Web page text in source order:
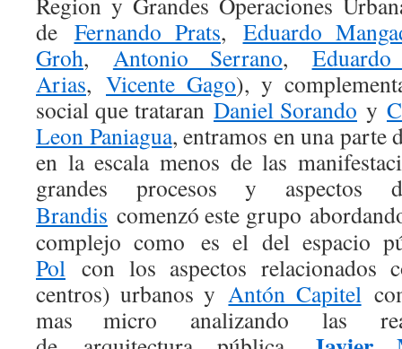
de Fernando Prats, Eduardo
Groh, Antonio Serrano,
Arias, Vicente Gago), y
social que trataran Daniel Sorando y
Leon Paniagua, entramos en una parte
en la escala menos de las
grandes procesos y
Brandis comenzó este grupo
complejo como es el del espacio
Pol con los aspectos
centros) urbanos yAntón Capitel
mas micro analizando las